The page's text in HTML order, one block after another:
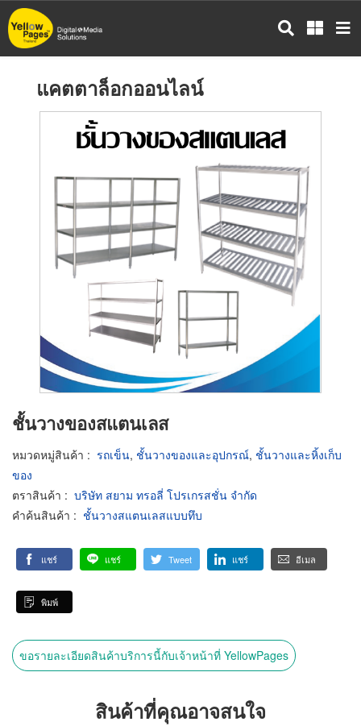
ข้าม
ไป
แคตตาล็อกออนไลน์
ชั้นวางของสแตนเลส
หมวดหมู่สินค้า : รถเข็น, ชั้นวางของและอุปกรณ์, ชั้นวางและหิ้งเก็บ
ของ
ตราสินค้า : บริษัท สยาม ทรอลี่ โปรเกรสชั่น จำกัด
คำค้นสินค้า : ชั้นวางสแตนเลสแบบทึบ
แชร์ แชร์ Tweet แชร์ อีเมล
พิมพ์
ขอรายละเอียดสินค้าบริการนี้กับเจ้าหน้าที่ YellowPages
สินค้าที่คุณอาจสนใจ